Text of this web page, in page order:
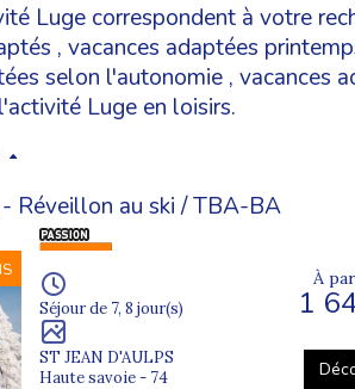
Luge correspondent à votre
, vacances adaptées
selon l'autonomie , vacances
Luge en loisirs.
Réveillon au ski / TBA-BA
Séjour de 7, 8 jour(s)
ST JEAN D'AULPS
Haute savoie - 74
À
1